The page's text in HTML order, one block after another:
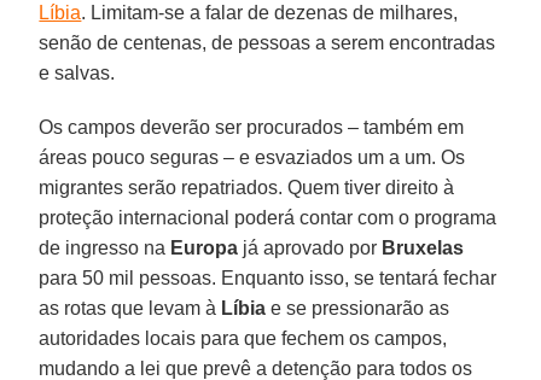
Líbia. Limitam-se a falar de dezenas de milhares,
senão de centenas, de pessoas a serem encontradas
e salvas.
Os campos deverão ser procurados – também em
áreas pouco seguras – e esvaziados um a um. Os
migrantes serão repatriados. Quem tiver direito à
proteção internacional poderá contar com o programa
de ingresso na Europa já aprovado por Bruxelas
para 50 mil pessoas. Enquanto isso, se tentará fechar
as rotas que levam à Líbia e se pressionarão as
autoridades locais para que fechem os campos,
mudando a lei que prevê a detenção para todos os